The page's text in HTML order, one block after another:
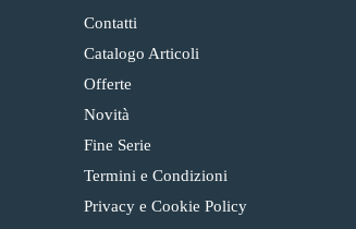
Contatti
Catalogo Articoli
Offerte
Novità
Fine Serie
Termini e Condizioni
Privacy e Cookie Policy